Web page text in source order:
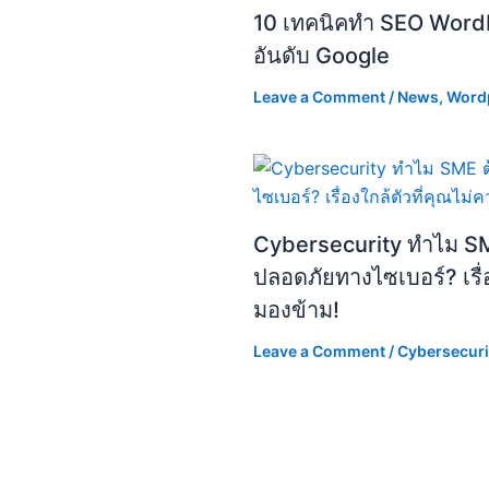
10 เทคนิคทำ SEO
อันดับ Google
Leave a Comment / News,
Cybersecurity ทำไม
ปลอดภัยทางไซเบอร์? เ
มองข้าม!
Leave a Comment /